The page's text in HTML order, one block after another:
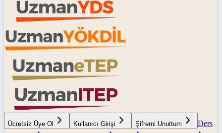
Ücretsiz Üye Ol Kullanıcı Girişi Şifremi Unuttum
Ders